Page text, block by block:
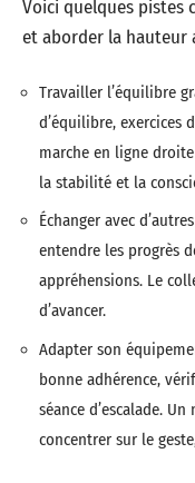
Voici quelques pistes
et aborder la hauteur
Travailler l’équilibre
d’équilibre, exercices
marche en ligne
la stabilité et la
Échanger avec
entendre les progrès
appréhensions. Le
d’avancer.
Adapter son
bonne adhérence,
séance d’escalade.
concentrer sur le